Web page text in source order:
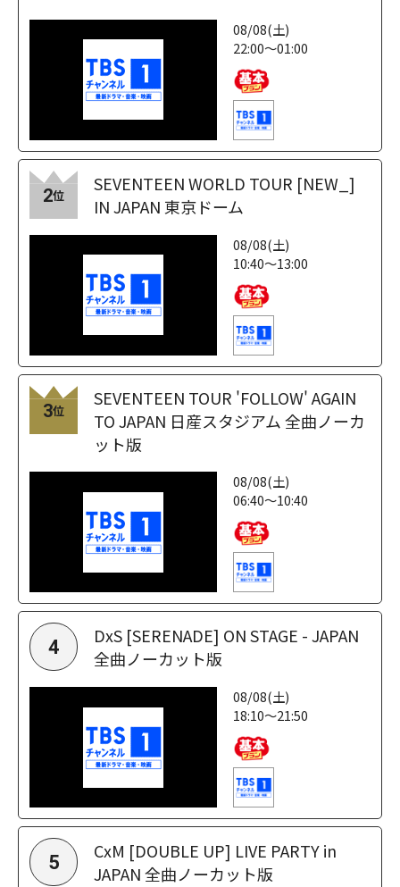
08/08(土)
22:00～01:00
2位
SEVENTEEN WORLD TOUR [NEW_]
IN JAPAN 東京ドーム
08/08(土)
10:40～13:00
3位
SEVENTEEN TOUR 'FOLLOW' AGAIN
TO JAPAN 日産スタジアム 全曲ノーカ
ット版
08/08(土)
06:40～10:40
4
DxS [SERENADE] ON STAGE - JAPAN
全曲ノーカット版
08/08(土)
18:10～21:50
5
CxM [DOUBLE UP] LIVE PARTY in
JAPAN 全曲ノーカット版